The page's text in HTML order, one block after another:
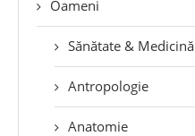
Oameni
Sănătate & Medicină
Antropologie
Anatomie